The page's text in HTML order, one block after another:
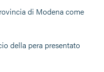
di Modena come
della pera presentato